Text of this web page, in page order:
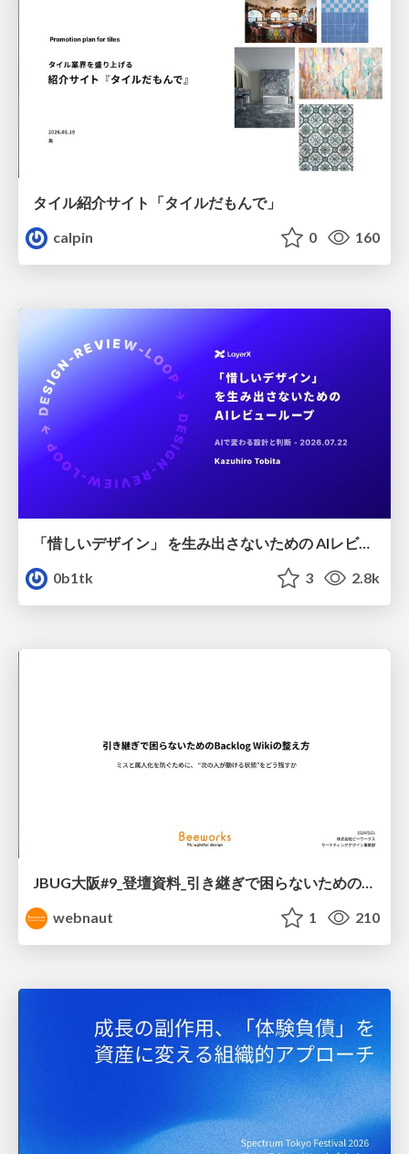
タイル紹介サイト「タイルだもんで」
calpin
0 160
「惜しいデザイン」 を生み出さないための AIレビューループ
0b1tk
3 2.8k
JBUG大阪#9_登壇資料_引き継ぎで困らないためのBacklogWikiの整え方_ミスと属人化を防ぐために、 “次の人が動ける状態”をどう残すか
webnaut
1 210